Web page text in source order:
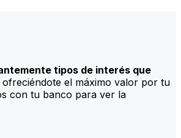
tipos de interés que
ofreciéndote el máximo valor por tu
con tu banco para ver la